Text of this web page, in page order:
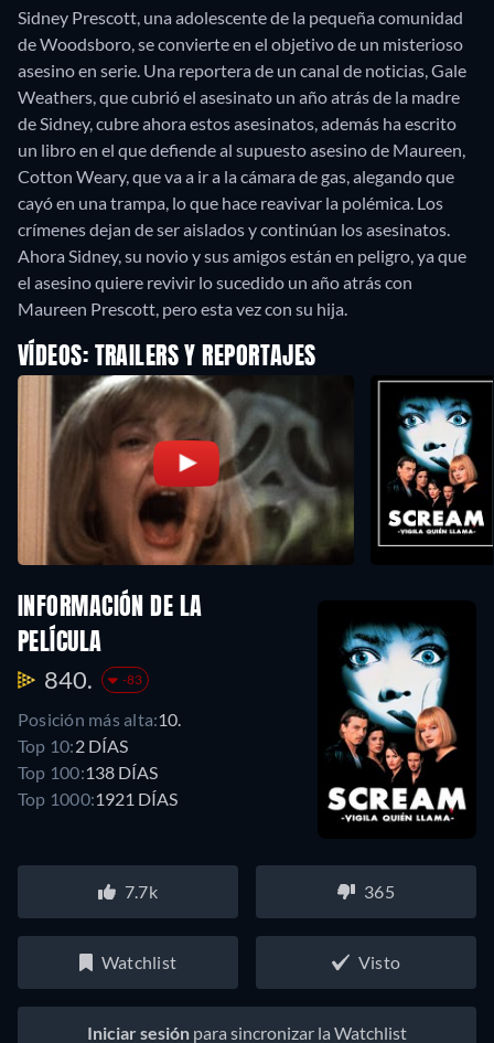
Sidney Prescott, una adolescente de la pequeña comunidad
de Woodsboro, se convierte en el objetivo de un misterioso
asesino en serie. Una reportera de un canal de noticias, Gale
Weathers, que cubrió el asesinato un año atrás de la madre
de Sidney, cubre ahora estos asesinatos, además ha escrito
un libro en el que defiende al supuesto asesino de Maureen,
Cotton Weary, que va a ir a la cámara de gas, alegando que
cayó en una trampa, lo que hace reavivar la polémica. Los
crímenes dejan de ser aislados y continúan los asesinatos.
Ahora Sidney, su novio y sus amigos están en peligro, ya que
el asesino quiere revivir lo sucedido un año atrás con
Maureen Prescott, pero esta vez con su hija.
VÍDEOS: TRAILERS Y REPORTAJES
INFORMACIÓN DE LA
PELÍCULA
840. -83
Posición más alta:10.
Top 10:2 DÍAS
Top 100:138 DÍAS
Top 1000:1921 DÍAS
7.7k 365
Watchlist Visto
Iniciar sesión para sincronizar la Watchlist